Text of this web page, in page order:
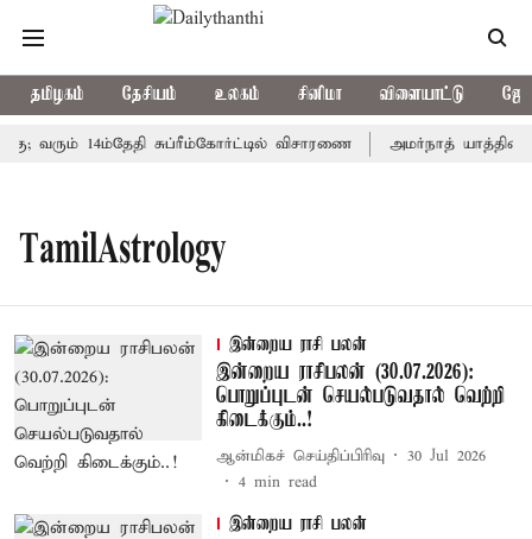
தமிழகம் தேசியம் உலகம் சினிமா விளையாட்டு
வரும் 14ம்தேதி சுப்ரீம்கோர்ட்டில் விசாரணை அமர்நாத் யாத்திரை
TamilAstrology
இன்றைய ராசி பலன்
இன்றைய ராசிபலன் (30.07.2026):
பொறுப்புடன் செயல்படுவதால் வெற்றி
கிடைக்கும்..!
ஆன்மிகச் செய்திப்பிரிவு
30 Jul 2026
4 min read
இன்றைய ராசி பலன்